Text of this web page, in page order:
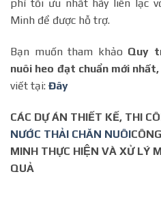
phí tối ưu nhất hãy liên lạc
Minh để được hỗ trợ.
Bạn muốn tham khảo Quy
nuôi heo đạt chuẩn mới nhất,
viết tại: Đây
CÁC DỰ ÁN THIẾT KẾ, THI
NƯỚC THẢI CHĂN NUÔI
MINH THỰC HIỆN VÀ XỬ LÝ
QUẢ